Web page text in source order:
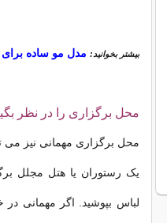
بیشتر بخوانید: مدل مو ساده برای
محل برگزاری را در نظر
محل برگزاری مهمانی نیز می
یک رستوران یا هتل مجلل
لباس بپوشید. اگر مهمانی